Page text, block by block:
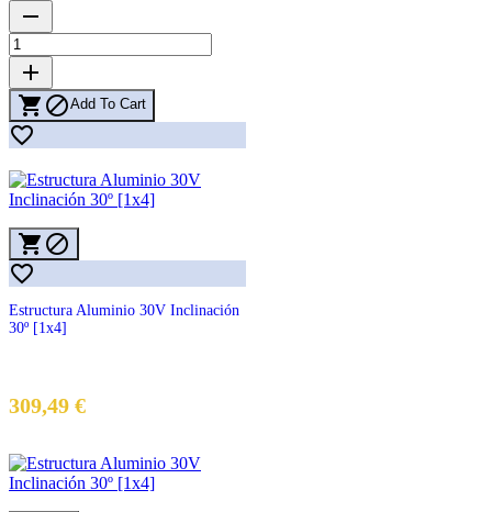
remove
add
 Add To Cart

 

Estructura Aluminio 30V Inclinación
30º [1x4]
309,49 €